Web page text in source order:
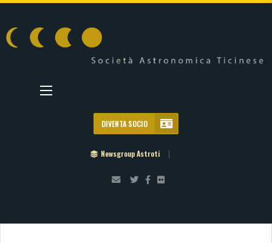
DIVENTA SOCIO
Newsgroup Astroti